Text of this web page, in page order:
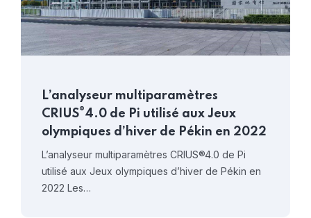
L’analyseur multiparamètres
CRIUS®4.0 de Pi utilisé aux Jeux
olympiques d’hiver de Pékin en 2022
L’analyseur multiparamètres CRIUS®4.0 de Pi
utilisé aux Jeux olympiques d’hiver de Pékin en
2022 Les…